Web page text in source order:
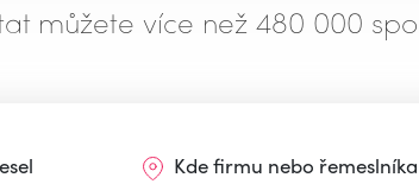
můžete více než 480 000
Kde firmu nebo